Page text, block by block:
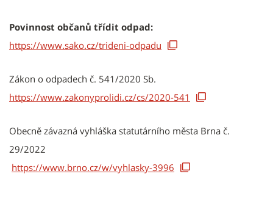
Povinnost občanů třídit odpad:
https://www.sako.cz/trideni-odpadu
Zákon o odpadech č. 541/2020 Sb.
https://www.zakonyprolidi.cz/cs/2020-541
Obecně závazná vyhláška statutárního města Brna č.
29/2022
https://www.brno.cz/w/vyhlasky-3996